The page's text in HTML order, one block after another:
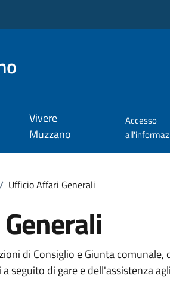
Vivere
Muzzano
Accesso
/ Ufficio Affari Generali
di Consiglio e Giunta comunale,
seguito di gare e dell'assistenza